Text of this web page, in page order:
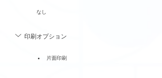
なし
印刷オプション
片面印刷